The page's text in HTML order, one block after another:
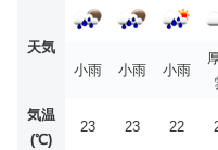
天気
小雨
小雨 小雨
気温
(℃)
23 23 22